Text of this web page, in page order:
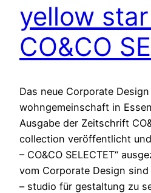
yellow
CO&CO
Das neue Corporate
wohngemeinschaft in
Ausgabe der Zeitschrift
collection veröffentlicht
– CO&CO SELECTET“
vom Corporate Design
– studio für gestaltung zu